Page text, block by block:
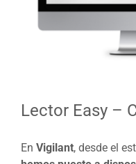
Lector Easy –
En Vigilant, desde el